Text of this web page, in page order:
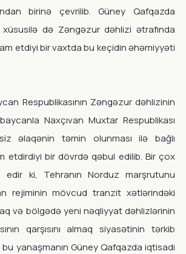
birinə çevrilib. Güney Qafqazda
də Zəngəzur dəhlizi ətrafında
etdiyi bir vaxtda bu keçidin əhəmiyyəti
Respublikasının Zəngəzur dəhlizinin
Naxçıvan Muxtar Respublikası
əlaqənin təmin olunması ilə bağlı
etdirdiyi bir dövrdə qəbul edilib. Bir çox
edir ki, Tehranın Norduz marşrutunu
rejiminin mövcud tranzit xətlərindəki
və bölgədə yeni nəqliyyat dəhlizlərinin
qarşısını almaq siyasətinin tərkib
bu yanaşmanın Güney Qafqazda iqtisadi